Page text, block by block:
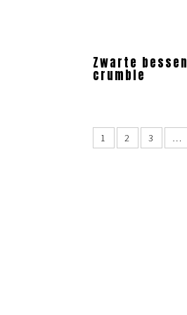
Zwarte bessen
crumble
1 2 3 …